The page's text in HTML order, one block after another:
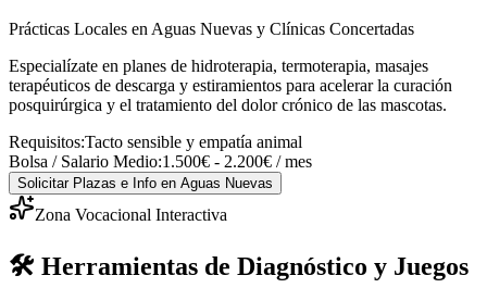
Prácticas Locales en Aguas Nuevas y Clínicas Concertadas
Especialízate en planes de hidroterapia, termoterapia, masajes
terapéuticos de descarga y estiramientos para acelerar la curación
posquirúrgica y el tratamiento del dolor crónico de las mascotas.
Requisitos:Tacto sensible y empatía animal
Bolsa / Salario Medio:1.500€ - 2.200€ / mes
Solicitar Plazas e Info en Aguas Nuevas
Zona Vocacional Interactiva
🛠️ Herramientas de Diagnóstico y Juegos